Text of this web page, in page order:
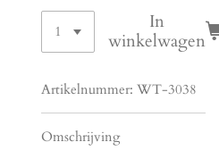
In
winkelwagen
Artikelnummer: WT-3038
Omschrijving